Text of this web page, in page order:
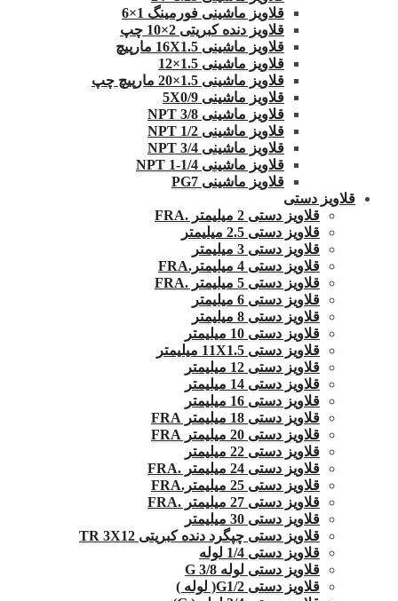
قلاویز ماشینی فورمینگ 1×6
قلاویز دنده کبریتی 2×10 چپ
قلاویز ماشینی 16X1.5 مارپیچ
قلاویز ماشینی 1.5×12
قلاویز ماشینی 1.5×20 مارپیچ چپ
قلاویز ماشینی 5X0/9
قلاویز ماشینی 3/8 NPT
قلاویز ماشینی 1/2 NPT
قلاویز ماشینی 3/4 NPT
قلاویز ماشینی 1/4-1 NPT
قلاویز ماشینی PG7
قلاویز دستی
قلاویز دستی 2 میلیمتر .FRA
قلاویز دستی 2.5 میلیمتر
قلاویز دستی 3 میلیمتر
قلاویز دستی 4 میلیمتر.FRA
قلاویز دستی 5 میلیمتر .FRA
قلاویز دستی 6 میلیمتر
قلاویز دستی 8 میلیمتر
قلاویز دستی 10 میلیمتر
قلاویز دستی 11X1.5 میلیمتر
قلاویز دستی 12 میلیمتر
قلاویز دستی 14 میلیمتر
قلاویز دستی 16 میلیمتر
قلاویز دستی 18 میلیمتر FRA
قلاویز دستی 20 میلیمتر FRA
قلاویز دستی 22 میلیمتر
قلاویز دستی 24 میلیمتر .FRA
قلاویز دستی 25 میلیمتر.FRA
قلاویز دستی 27 میلیمتر .FRA
قلاویز دستی 30 میلیمتر
قلاویز دستی چپگرد دنده کبریتی TR 3X12
قلاویز دستی 1/4 لوله
قلاویز دستی لوله G 3/8
قلاویز دستی G1/2( لوله )